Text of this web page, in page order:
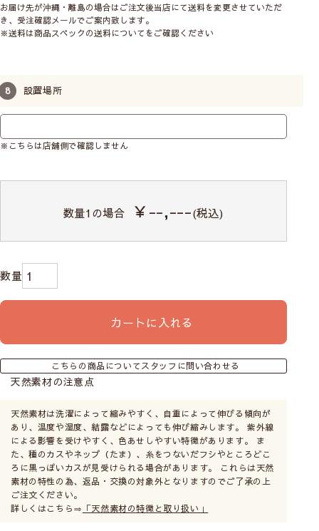
シェードカーテンの操作コードの位置を左右どちらか
お選びいただけます。お部屋の間取りや窓の位置に合
取り付け方によってサイズが変わります
シェードカーテンは取付け方によって注文サイズが変わるの
カーテンレールにも取付けは可能ですが、レールに重さの負
きいため不向きです）
必ずサイズの測り方をご一読ください。
窓枠の内側に取付けます。
窓枠とシェード間に少し隙
間があきます。光を取りた
正面付け
ので、窓枠が隠れるように
お届け先が沖縄・離島の場合はご注文後当店にて送料を変更させていただ
き、受注確認メールでご案内致します。
※送料は商品スペックの送料についてをご確認ください
設置場所
※こちらは店舗側で確認しません
数量1の場合 ￥--,---(税込)
カートに入れる
こちらの商品についてスタッフに問い合わせる
天然素材の注意点
天然素材は洗濯によって縮みやすく、自重によって伸びる傾向が
あり、温度や湿度、結露などによっても伸び縮みします。 紫外線
による影響を受けやすく、色あせしやすい特徴があります。 ま
た、種のカスやネップ（たま）、糸をつないだフシやところどこ
ろに黒っぽいカスが見受けられる場合があります。 これらは天然
素材の特性の為、返品・交換の対象外となりますのでご了承の上
ご注文ください。
詳しくはこちら⇒ 「天然素材の特徴と取り扱い」